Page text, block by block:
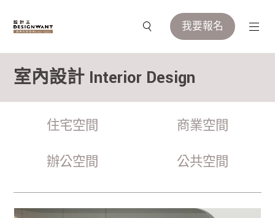
我要報名
室內設計 Interior Design
住宅空間 商業空間
辦公空間 公共空間